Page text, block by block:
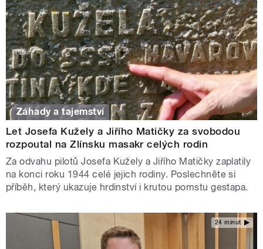
Záhady a tajemství
Let Josefa Kužely a Jiřího Matičky za svobodou
rozpoutal na Zlínsku masakr celých rodin
Za odvahu pilotů Josefa Kužely a Jiřího Matičky zaplatily
na konci roku 1944 celé jejich rodiny. Poslechněte si
příběh, který ukazuje hrdinství i krutou pomstu gestapa.
24 minut